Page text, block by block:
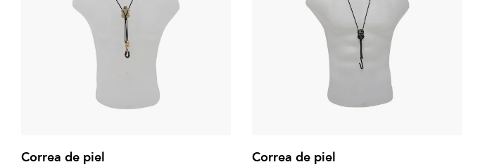
Correa de piel Correa de piel